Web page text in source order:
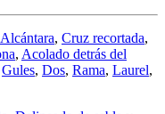
, Cruz recortada,
, Acolado detrás del
Gules, Dos, Rama, Laurel,